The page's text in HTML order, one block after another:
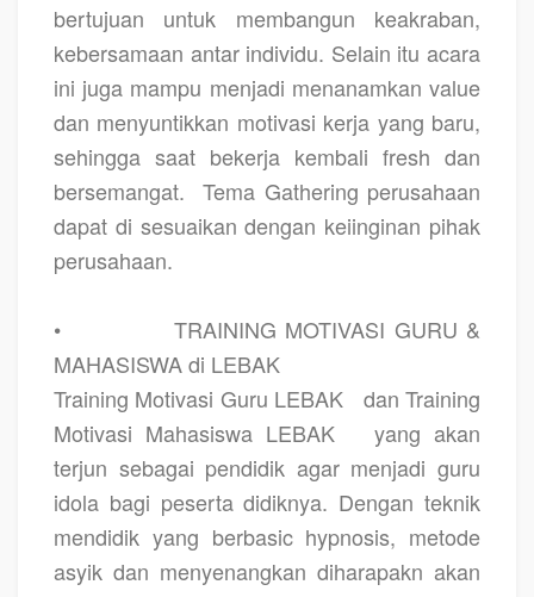
bertujuan untuk membangun keakraban,
kebersamaan antar individu. Selain itu acara
ini juga mampu menjadi menanamkan value
dan menyuntikkan motivasi kerja yang baru,
sehingga saat bekerja kembali fresh dan
bersemangat.
Tema Gathering perusahaan
dapat di sesuaikan dengan keiinginan pihak
perusahaan.
•
TRAINING MOTIVASI GURU &
MAHASISWA di LEBAK
Training Motivasi Guru LEBAK
dan Training
Motivasi Mahasiswa LEBAK
yang akan
terjun sebagai pendidik agar menjadi guru
idola bagi peserta didiknya. Dengan teknik
mendidik yang berbasic hypnosis, metode
asyik dan menyenangkan diharapakn akan